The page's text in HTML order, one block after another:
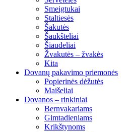
Smeigtukai
Staltiesės
Šakutės
Šaukšteliai
Šiaudeliai
Žvakutės – žvakės
Kita
Dovanų pakavimo priemonės
Popierinės dėžutės
Maišeliai
Dovanos – rinkiniai
Bernvakariams
Gimtadieniams
Krikštynoms